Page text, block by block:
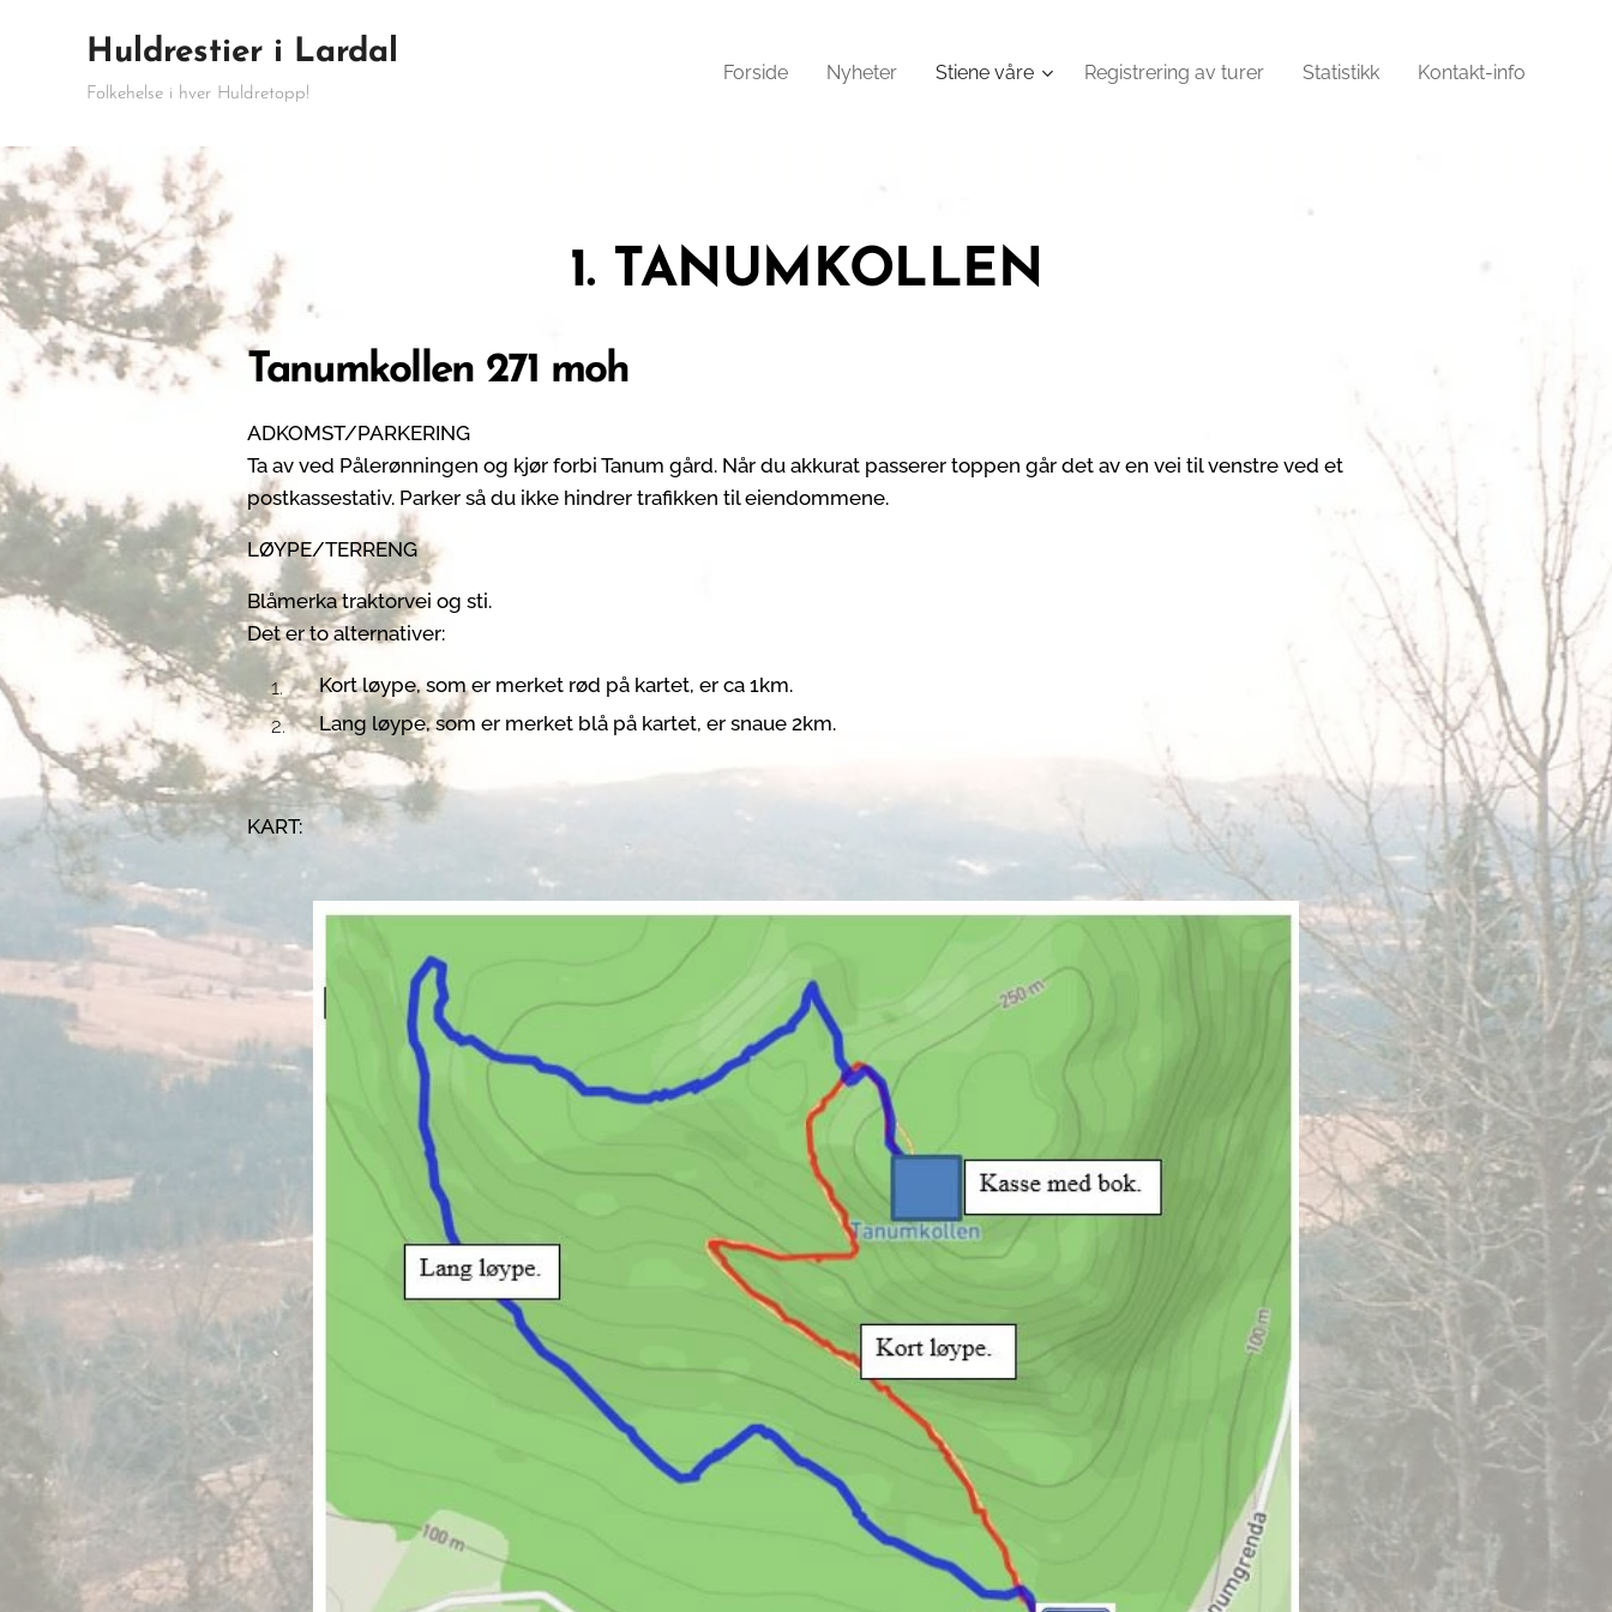
Huldrestier i Lardal
Folkehelse i hver Huldretopp!
Forside Nyheter Stiene våre Registrering av turer Statistikk Kontakt-info
1. TANUMKOLLEN
Tanumkollen 271 moh
ADKOMST/PARKERING
Ta av ved Pålerønningen og kjør forbi Tanum gård. Når du akkurat passerer toppen går det av en vei til venstre ved et
postkassestativ. Parker så du ikke hindrer trafikken til eiendommene.
LØYPE/TERRENG
Blåmerka traktorvei og sti.
Det er to alternativer:
Kort løype, som er merket rød på kartet, er ca 1km.
Lang løype, som er merket blå på kartet, er snaue 2km.
KART: